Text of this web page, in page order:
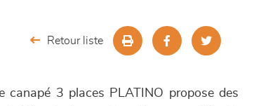
Retour liste
canapé 3 places PLATINO propose des